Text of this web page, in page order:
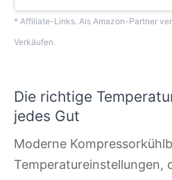
* Affiliate-Links. Als Amazon-Partner
Verkäufen.
Die richtige
jedes Gut
Moderne
Temperatureinstellungen,